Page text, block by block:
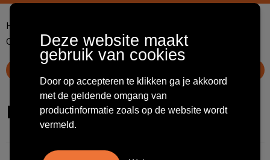
Home & living
Tassen
Office
Overig
Kunst & cultuur
Kinderopvang
Home
Caps, Hoeden en Mutsen
Bivakmuts
Bivakmuts
Deze website maakt
gebruik van cookies
Door op accepteren te klikken ga je akkoord
met de geldende omgang van
productinformatie zoals op de website wordt
vermeld.